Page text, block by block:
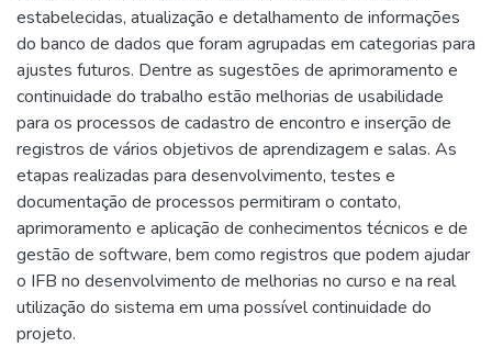
estabelecidas, atualização e detalhamento de informações
do banco de dados que foram agrupadas em categorias para
ajustes futuros. Dentre as sugestões de aprimoramento e
continuidade do trabalho estão melhorias de usabilidade
para os processos de cadastro de encontro e inserção de
registros de vários objetivos de aprendizagem e salas. As
etapas realizadas para desenvolvimento, testes e
documentação de processos permitiram o contato,
aprimoramento e aplicação de conhecimentos técnicos e de
gestão de software, bem como registros que podem ajudar
o IFB no desenvolvimento de melhorias no curso e na real
utilização do sistema em uma possível continuidade do
projeto.